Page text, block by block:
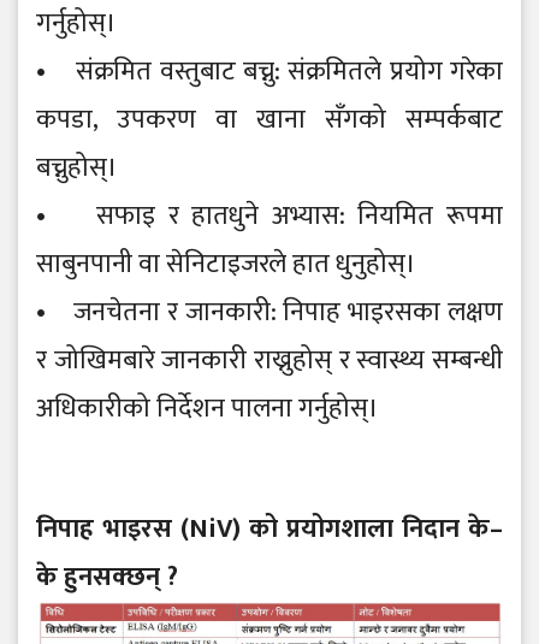
गर्नुहोस्।
• संक्रमित वस्तुबाट बच्नु: संक्रमितले प्रयोग गरेका
कपडा, उपकरण वा खाना सँगको सम्पर्कबाट
बच्नुहोस्।
• सफाइ र हातधुने अभ्यास: नियमित रूपमा
साबुनपानी वा सेनिटाइजरले हात धुनुहोस्।
• जनचेतना र जानकारी: निपाह भाइरसका लक्षण
र जोखिमबारे जानकारी राख्नुहोस् र स्वास्थ्य सम्बन्धी
अधिकारीको निर्देशन पालना गर्नुहोस्।
निपाह भाइरस (NiV) को प्रयोगशाला निदान के–
के हुनसक्छन् ?